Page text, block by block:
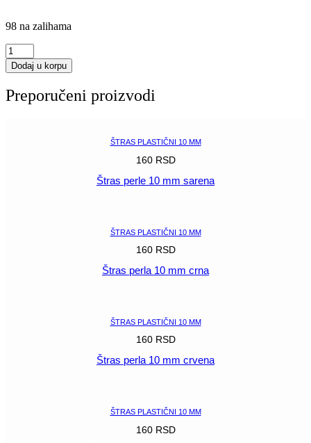
98 na zalihama
Štras
perla10
mm
zelena
Dodaj u korpu
Preporučeni proizvodi
ŠTRAS PLASTIČNI 10 MM
160 RSD
Štras perle 10 mm sarena
ŠTRAS PLASTIČNI 10 MM
160 RSD
Štras perla 10 mm crna
ŠTRAS PLASTIČNI 10 MM
160 RSD
Štras perla 10 mm crvena
ŠTRAS PLASTIČNI 10 MM
160 RSD